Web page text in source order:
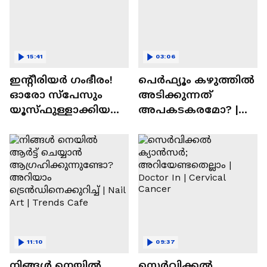
ഇന്റീരിയർ ഗംഭീരം!
ഓരോ സ്‌പേസും
യൂസ്ഫുള്ളാക്കിയ
15:41
പെർഫ്യൂം കഴുത്തിൽ
അടിക്കുന്നത്
അപകടകരമോ? |
03:06
11:10 09:37